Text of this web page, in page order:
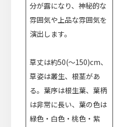
分が露になり、神秘的な
雰囲気や上品な雰囲気を
演出します。
草丈は約50(～150)cm、
草姿は叢生、根茎があ
る。葉序は根生葉、葉柄
は非常に長い、葉の色は
緑色・白色・桃色・紫